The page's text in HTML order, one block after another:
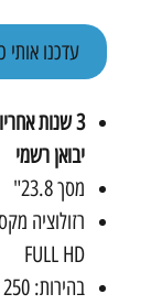
עדכנו אותי
3 שנות
יבואן רשמי
מסך 23.8"
FULL HD
בהירות: 250 cd/m2